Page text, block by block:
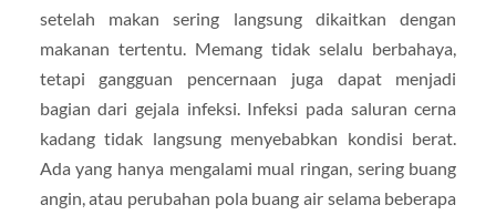
setelah makan sering langsung dikaitkan dengan
makanan tertentu. Memang tidak selalu berbahaya,
tetapi gangguan pencernaan juga dapat menjadi
bagian dari gejala infeksi. Infeksi pada saluran cerna
kadang tidak langsung menyebabkan kondisi berat.
Ada yang hanya mengalami mual ringan, sering buang
angin, atau perubahan pola buang air selama beberapa